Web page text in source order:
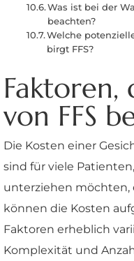
Was ist bei der
beachten?
Welche
birgt FFS?
Faktoren,
von FFS
Die Kosten einer
sind für viele
unterziehen möchten,
können die Kosten
Faktoren erheblich
Komplexität und